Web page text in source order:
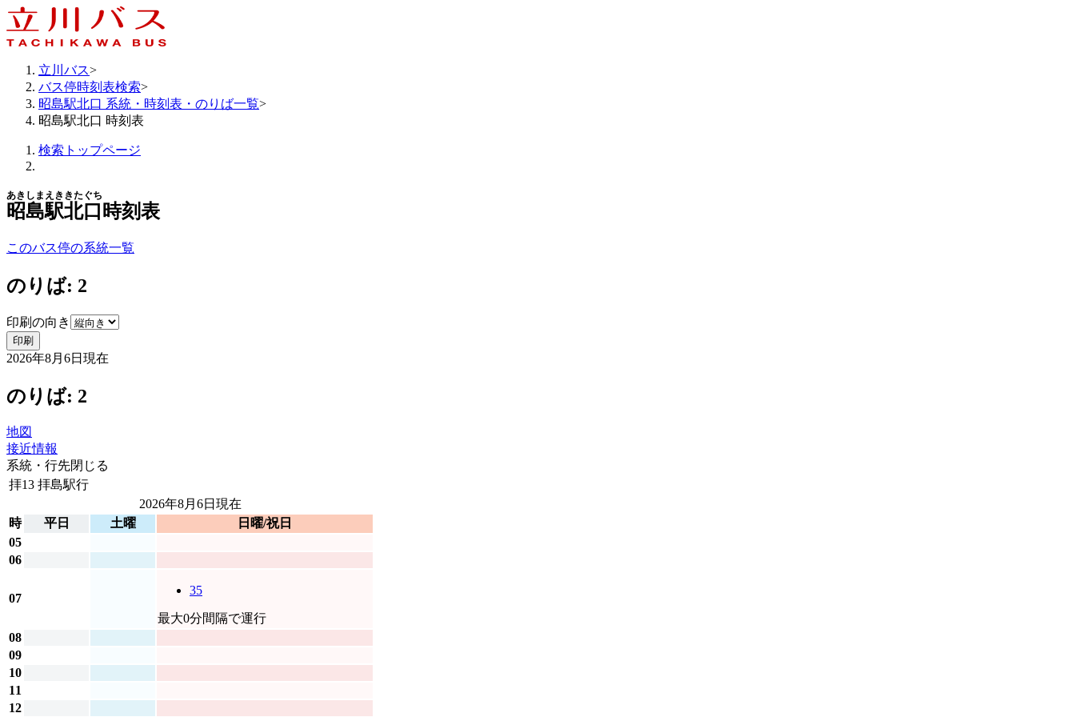
立川バス>
バス停時刻表検索>
昭島駅北口 系統・時刻表・のりば一覧>
昭島駅北口 時刻表
検索トップページ
昭島駅北口
あきしまえききたぐち
時刻表
このバス停の系統一覧
のりば: 2
印刷の向き
印刷
2026年8月6日 現在
のりば: 2
地図
接近情報
系統・行先閉じる
拝13 拝島駅行
2026年8月6日 現在
時
平日 土曜
日曜/祝日
05
06
07
35
最大0分間隔で運行
08
09
10
11
12